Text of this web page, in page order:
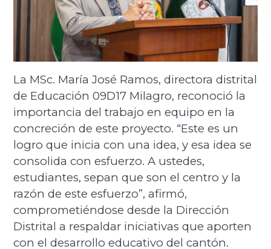
La MSc. María José Ramos, directora distrital
de Educación 09D17 Milagro, reconoció la
importancia del trabajo en equipo en la
concreción de este proyecto. “Este es un
logro que inicia con una idea, y esa idea se
consolida con esfuerzo. A ustedes,
estudiantes, sepan que son el centro y la
razón de este esfuerzo”, afirmó,
comprometiéndose desde la Dirección
Distrital a respaldar iniciativas que aporten
con el desarrollo educativo del cantón.